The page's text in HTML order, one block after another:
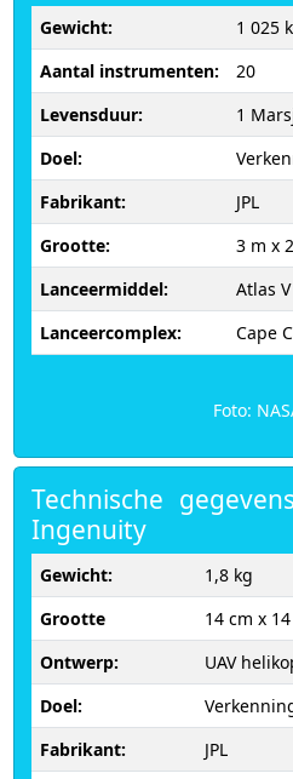
Gewicht:
1 025
Aantal instrumenten:
20
Levensduur:
1
Doel:
Fabrikant:
JPL
Grootte:
3 m x
Lanceermiddel:
Atlas V
Lanceercomplex:
Cape
Foto:
Technische
Ingenuity
Gewicht:
1,8 kg
Grootte
14 cm x
Ontwerp:
UAV
Doel:
Fabrikant:
JPL